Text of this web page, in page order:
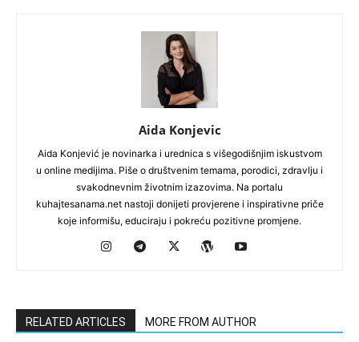
Aida Konjevic
Aida Konjević je novinarka i urednica s višegodišnjim iskustvom
u online medijima. Piše o društvenim temama, porodici, zdravlju i
svakodnevnim životnim izazovima. Na portalu
kuhajtesanama.net nastoji donijeti provjerene i inspirativne priče
koje informišu, educiraju i pokreću pozitivne promjene.
RELATED ARTICLES MORE FROM AUTHOR